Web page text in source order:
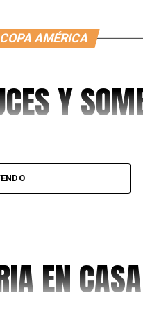
AMÉRICA
Y
EN CASA